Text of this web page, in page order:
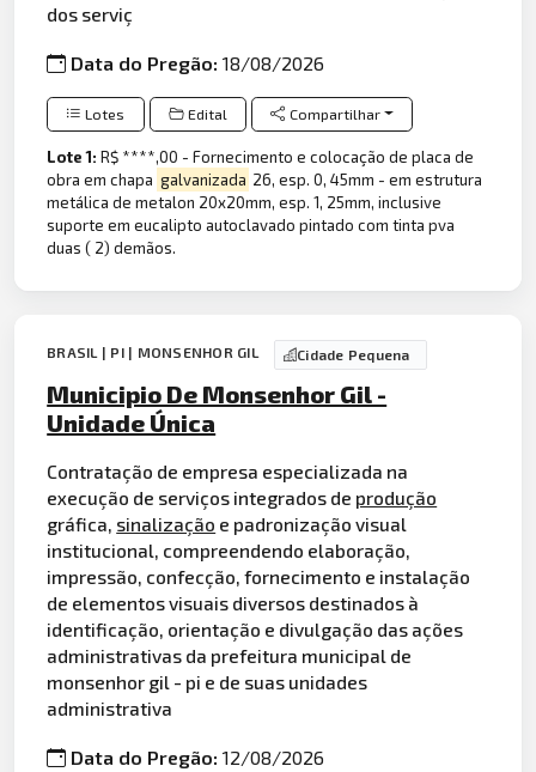
dos serviç
Data do Pregão:18/08/2026
Lotes Edital Compartilhar
Lote 1:R$ ****,00 - Fornecimento e colocação de placa de
obra em chapa galvanizada 26, esp. 0, 45mm - em estrutura
metálica de metalon 20x20mm, esp. 1, 25mm, inclusive
suporte em eucalipto autoclavado pintado com tinta pva
duas ( 2) demãos.
BRASIL | PI | MONSENHOR GIL Cidade Pequena
Municipio De Monsenhor Gil -
Unidade Única
Contratação de empresa especializada na
execução de serviços integrados de produção
gráfica, sinalização e padronização visual
institucional, compreendendo elaboração,
impressão, confecção, fornecimento e instalação
de elementos visuais diversos destinados à
identificação, orientação e divulgação das ações
administrativas da prefeitura municipal de
monsenhor gil - pi e de suas unidades
administrativa
Data do Pregão:12/08/2026